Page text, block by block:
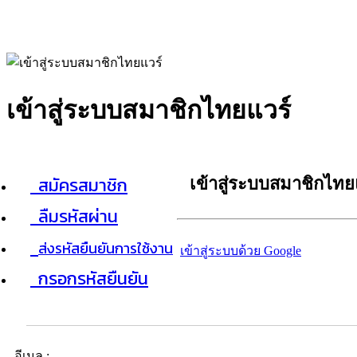
เข้าสู่ระบบสมาชิกไทยแวร์
สมัครสมาชิก
ลืมรหัสผ่าน
ส่งรหัสยืนยันการใช้งาน
กรอกรหัสยืนยัน
เข้าสู่ระบบสมาชิกไท
เข้าสู่ระบบด้วย Google